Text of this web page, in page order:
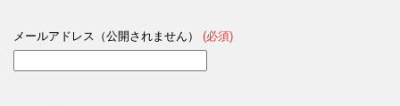
メールアドレス（公開されません） (必須)